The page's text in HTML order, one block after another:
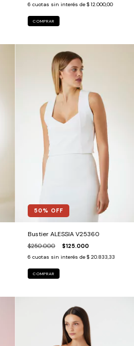
6 cuotas sin interés de $ 12.000,00
COMPRAR
50% OFF
Bustier ALESSIA V25360
$250.000 $125.000
6 cuotas sin interés de $ 20.833,33
COMPRAR